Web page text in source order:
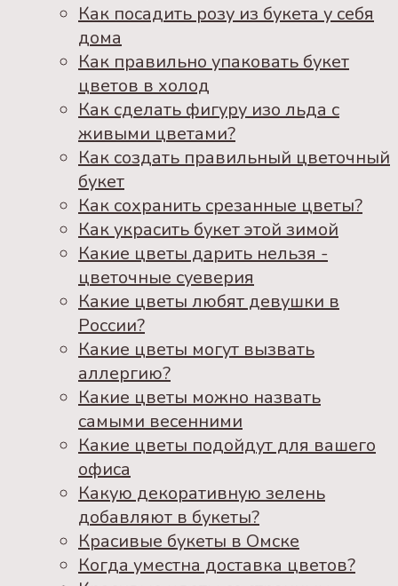
Как посадить розу из букета у себя
дома
Как правильно упаковать букет
цветов в холод
Как сделать фигуру изо льда с
живыми цветами?
Как создать правильный цветочный
букет
Как сохранить срезанные цветы?
Как украсить букет этой зимой
Какие цветы дарить нельзя -
цветочные суеверия
Какие цветы любят девушки в
России?
Какие цветы могут вызвать
аллергию?
Какие цветы можно назвать
самыми весенними
Какие цветы подойдут для вашего
офиса
Какую декоративную зелень
добавляют в букеты?
Красивые букеты в Омске
Когда уместна доставка цветов?